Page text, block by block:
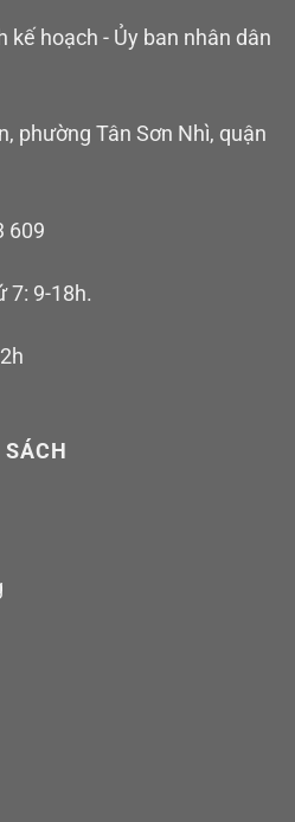
kế hoạch - Ủy ban nhân dân
phường Tân Sơn Nhì, quận
609
7: 9-18h.